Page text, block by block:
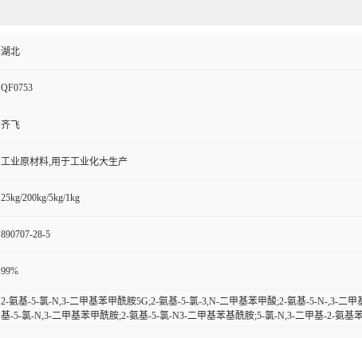
湖北
QF0753
齐飞
工业原材料,用于工业化大生产
25kg/200kg/5kg/1kg
890707-28-5
99%
2-氨基-5-氯-N,3-二甲基苯甲酰胺5G;2-氨基-5-氯-3,N-二甲基苯甲酸;2-氨基-5-N-,3-二
基-5-氯-N,3-二甲基苯甲酰胺;2-氨基-5-氯-N3-二甲基苯基酰胺;5-氯-N,3-二甲基-2-氨基